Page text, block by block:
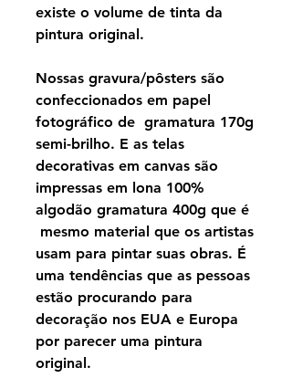
existe o volume de tinta da
pintura original.
Nossas gravura/pôsters são
confeccionados em papel
fotográfico de gramatura 170g
semi-brilho. E as telas
decorativas em canvas são
impressas em lona 100%
algodão gramatura 400g que é
mesmo material que os artistas
usam para pintar suas obras. É
uma tendências que as pessoas
estão procurando para
decoração nos EUA e Europa
por parecer uma pintura
original.